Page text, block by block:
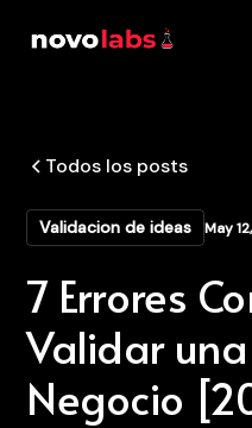
Todos los posts
Validacion de ideas May
7 Errores
Validar
Negocio